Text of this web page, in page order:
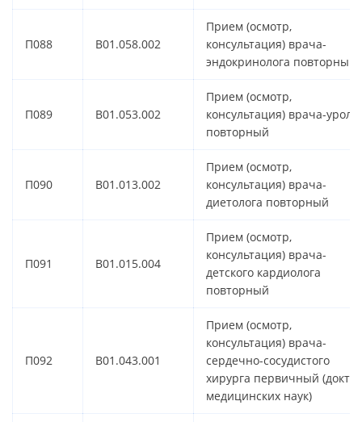
П088 B01.058.002
Прием (осмотр,
консультация) врача-
эндокринолога повторный
П089 B01.053.002
Прием (осмотр,
консультация) врача-
повторный
П090 B01.013.002
Прием (осмотр,
консультация) врача-
диетолога повторный
П091 B01.015.004
Прием (осмотр,
консультация) врача-
детского кардиолога
повторный
П092 B01.043.001
Прием (осмотр,
консультация) врача-
сердечно-сосудистого
хирурга первичный
медицинских наук)